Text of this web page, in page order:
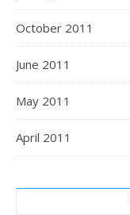
October 2011
June 2011
May 2011
April 2011